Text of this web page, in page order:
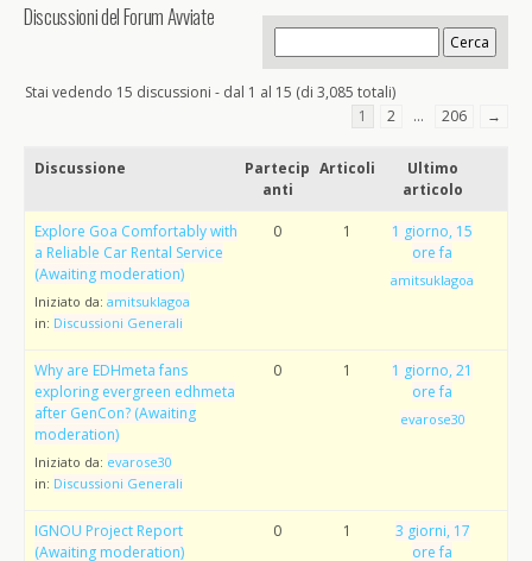
Discussioni del Forum Avviate
Stai vedendo 15 discussioni - dal 1 al 15 (di 3,085 totali)
1
2 … 206 →
Discussione
Partecip
anti
Articoli
Ultimo
articolo
Explore Goa Comfortably with
a Reliable Car Rental Service
(Awaiting moderation)
Iniziato da: amitsuklagoa
in: Discussioni Generali
0 1
1 giorno, 15
ore fa
amitsuklagoa
Why are EDHmeta fans
exploring evergreen edhmeta
after GenCon? (Awaiting
moderation)
Iniziato da: evarose30
in: Discussioni Generali
0 1
1 giorno, 21
ore fa
evarose30
IGNOU Project Report
(Awaiting moderation)
0 1
3 giorni, 17
ore fa